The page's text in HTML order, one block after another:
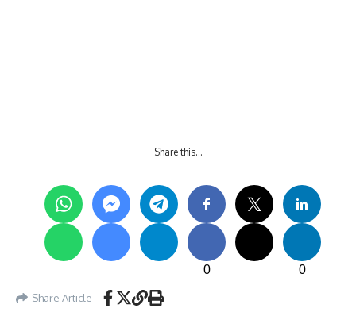
Share this…
0 0
Share Article